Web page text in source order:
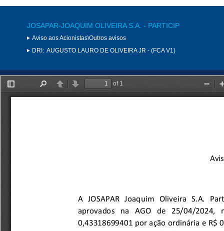
JOSAPAR-JOAQUIM OLIVEIRA S.A. - PARTICIP
Aviso aos Acionistas\Outros avisos
DRI: AUGUSTO LAURO DE OLIVEIRA JR - (FCA V1)